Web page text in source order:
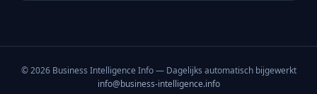
© 2026 Business Intelligence Info — Dagelijks automatisch bijgewerkt
info@business-intelligence.info